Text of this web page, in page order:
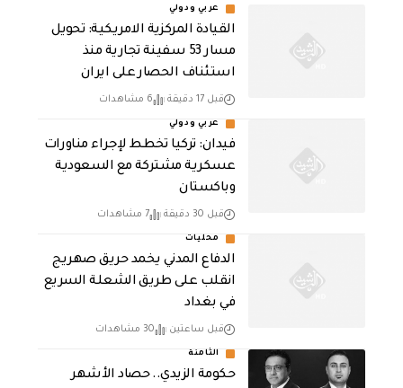
عربي ودولي
القيادة المركزية الامريكية: تحويل
مسار 53 سفينة تجارية منذ
استئناف الحصار على ايران
قبل 17 دقيقة 6 مشاهدات
عربي ودولي
فيدان: تركيا تخطط لإجراء مناورات
عسكرية مشتركة مع السعودية
وباكستان
قبل 30 دقيقة 7 مشاهدات
محليات
الدفاع المدني يخمد حريق صهريج
انقلب على طريق الشعلة السريع
في بغداد
قبل ساعتين 30 مشاهدات
الثامنة
حكومة الزيدي.. حصاد الأشهر